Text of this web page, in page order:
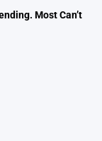
Most Can’t